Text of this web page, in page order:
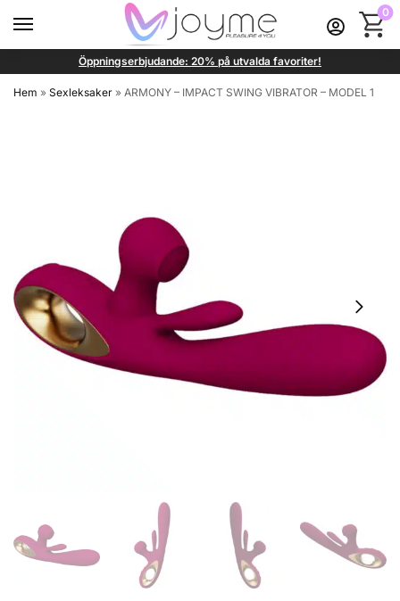
0
Öppningserbjudande: 20% på utvalda favoriter!
Hem » Sexleksaker » ARMONY – IMPACT SWING VIBRATOR – MODEL 1